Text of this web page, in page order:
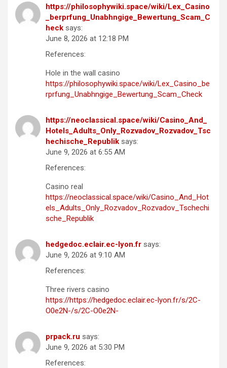
https://philosophywiki.space/wiki/Lex_Casino
_berprfung_Unabhngige_Bewertung_Scam_C
heck says:
June 8, 2026 at 12:18 PM
References:
Hole in the wall casino
https://philosophywiki.space/wiki/Lex_Casino_be
rprfung_Unabhngige_Bewertung_Scam_Check
https://neoclassical.space/wiki/Casino_And_
Hotels_Adults_Only_Rozvadov_Rozvadov_Tsc
hechische_Republik says:
June 9, 2026 at 6:55 AM
References:
Casino real
https://neoclassical.space/wiki/Casino_And_Hot
els_Adults_Only_Rozvadov_Rozvadov_Tschechi
sche_Republik
hedgedoc.eclair.ec-lyon.fr says:
June 9, 2026 at 9:10 AM
References:
Three rivers casino
https://https://hedgedoc.eclair.ec-lyon.fr/s/2C-
O0e2N-/s/2C-O0e2N-
prpack.ru says:
June 9, 2026 at 5:30 PM
References: